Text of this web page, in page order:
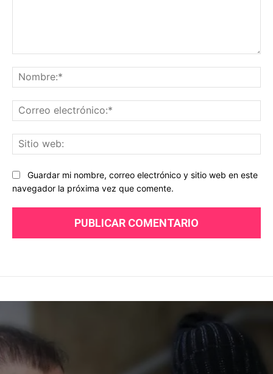
Guardar mi nombre, correo electrónico y sitio web en este
navegador la próxima vez que comente.